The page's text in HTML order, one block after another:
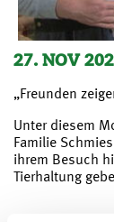
27. NOV
„Freunden
Unter diesem
Familie
ihrem Besuch
Tierhaltung